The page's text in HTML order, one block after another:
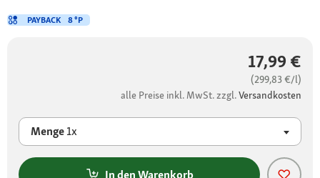
17,99 €
(299,83 €/l)
alle Preise inkl. MwSt. zzgl.Versandkosten
Menge1x
In den Warenkorb
PAYBACK 8 °P